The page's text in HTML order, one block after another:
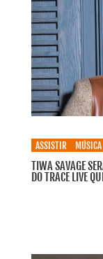
ASSISTIR MÚSICA
TIWA SAVAGE
DO TRACE LIVE